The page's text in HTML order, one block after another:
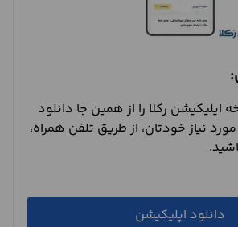
اپلیکیشن رکلا را از همین جا دانلود
نیاز خودتان، از طریق تلفن همراه،
دانلود اپلیکیشن